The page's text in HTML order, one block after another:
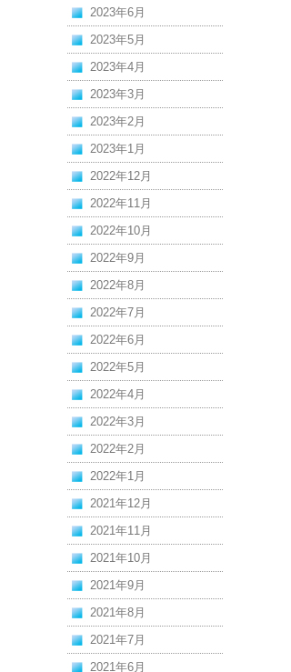
2023年6月
2023年5月
2023年4月
2023年3月
2023年2月
2023年1月
2022年12月
2022年11月
2022年10月
2022年9月
2022年8月
2022年7月
2022年6月
2022年5月
2022年4月
2022年3月
2022年2月
2022年1月
2021年12月
2021年11月
2021年10月
2021年9月
2021年8月
2021年7月
2021年6月